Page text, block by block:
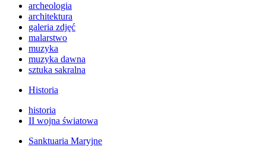
archeologia
architektura
galeria zdjęć
malarstwo
muzyka
muzyka dawna
sztuka sakralna
Historia
historia
II wojna światowa
Sanktuaria Maryjne